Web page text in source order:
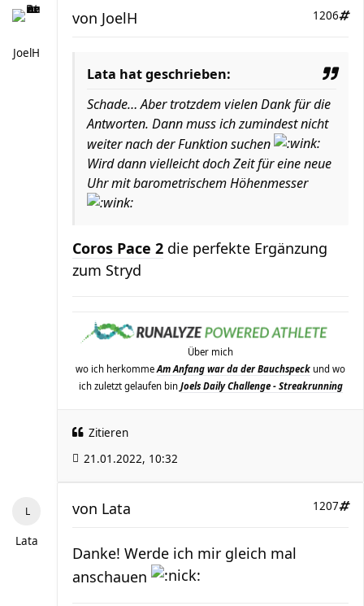
JoelH
1206
von JoelH
Lata hat geschrieben:
Schade… Aber trotzdem vielen Dank für die
Antworten. Dann muss ich zumindest nicht
weiter nach der Funktion suchen
Wird dann vielleicht doch Zeit für eine neue
Uhr mit barometrischem Höhenmesser
Coros Pace 2 die perfekte Ergänzung
zum Stryd
Über mich
wo ich herkomme Am Anfang war da der Bauchspeck und wo
ich zuletzt gelaufen bin Joels Daily Challenge - Streakrunning
Zitieren
21.01.2022, 10:32
Lata
1207
von Lata
Danke! Werde ich mir gleich mal
anschauen